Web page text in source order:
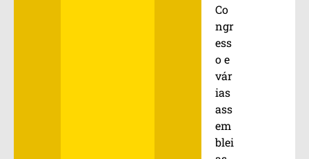
Co
ngr
ess
o e
vár
ias
ass
em
blei